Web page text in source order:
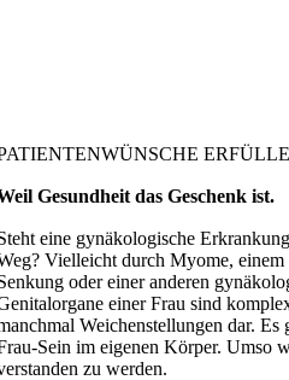
Gesundheit das Geschenk ist.
eine gynäkologische
Vielleicht durch Myome,
oder einer anderen
einer Frau sind
Weichenstellungen dar.
Sein im eigenen Körper. Umso
zu werden.